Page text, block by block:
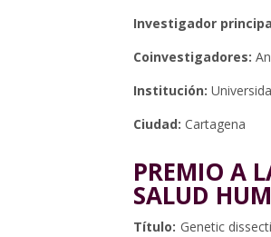
Investigador
Coinvestigadores:
Institución:
Ciudad: Cartagena
PREMIO A
SALUD
Título: Genetic